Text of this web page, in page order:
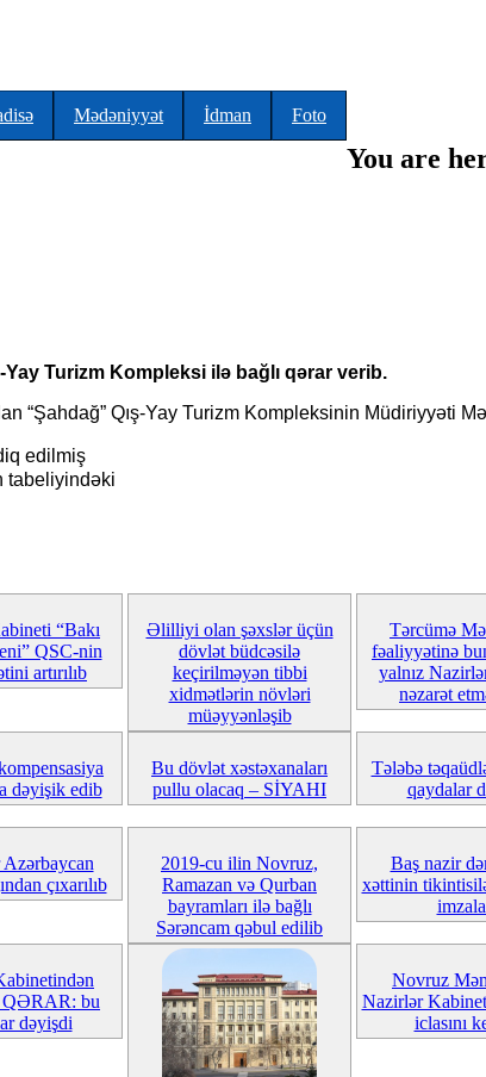
Mədəniyyət İdman Foto
You are
Turizm Kompleksi ilə bağlı qərar verib.
“Şahdağ” Qış-Yay Turizm Kompleksinin Müdiriyyəti
edilmiş
tabeliyindəki
“Bakı
QSC-nin
artırılıb
Əlilliyi olan şəxslər üçün
dövlət büdcəsilə
keçirilməyən tibbi
xidmətlərin növləri
müəyyənləşib
Tərcümə
fəaliyyətinə
yalnız
nəzarət
dəyişik edib
Bu dövlət xəstəxanaları
pullu olacaq – SİYAHI
Tələbə
qaydalar
Azərbaycan
çıxarılıb
2019-cu ilin Novruz,
Ramazan və Qurban
bayramları ilə bağlı
Sərəncam qəbul edilib
Baş nazir
xəttinin
bu
dəyişdi
Novruz
Nazirlər
iclasını